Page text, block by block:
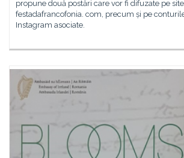
propune două postări care vor fi difuzate pe
festadafrancofonia. com, precum și pe
Instagram asociate.